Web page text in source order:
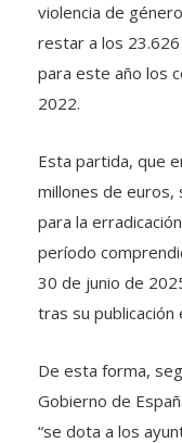
violencia de
restar a los
para este año los
2022.
Esta partida, que
millones de
para la
período
30 de junio de
tras su publicación
De esta forma,
Gobierno de
“se dota a los